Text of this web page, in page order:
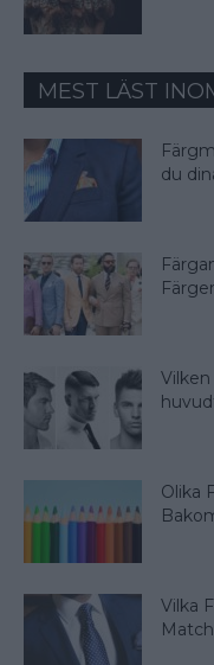
MEST LÄST
du
Vilken
Olika
Vilka